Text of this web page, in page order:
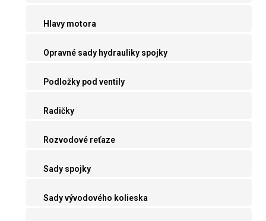
Hlavy motora
Opravné sady hydrauliky spojky
Podložky pod ventily
Radičky
Rozvodové reťaze
Sady spojky
Sady vývodového kolieska